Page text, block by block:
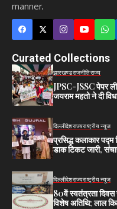
manner.
Curated Collections
झारखण्डराजनीतिराज्य
JPSC-JSSC पेपर
जयराम महतो ने दी
दिल्लीदेशराज्यराष्ट्रीय न्यूज
प्रसिद्ध कलाकार
डाक टिकट जारी,
दिल्लीदेशराज्यराष्ट्रीय न्यूज
80वें स्वतंत्रता दिवस
विशेष अतिथि; लाल